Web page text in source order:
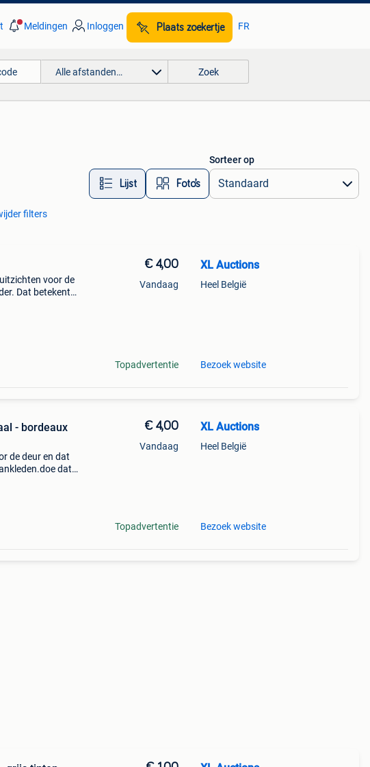
Meldingen Inloggen Plaats zoekertje FR
Alle afstanden… Zoek
Lijst Foto’s
Sorteer op
filters
voor de
Dat betekent
€ 4,00
Vandaag
Topadvertentie
XL Auctions
Heel België
Bezoek website
- bordeaux
de deur en dat
dat
€ 4,00
Vandaag
Topadvertentie
XL Auctions
Heel België
Bezoek website